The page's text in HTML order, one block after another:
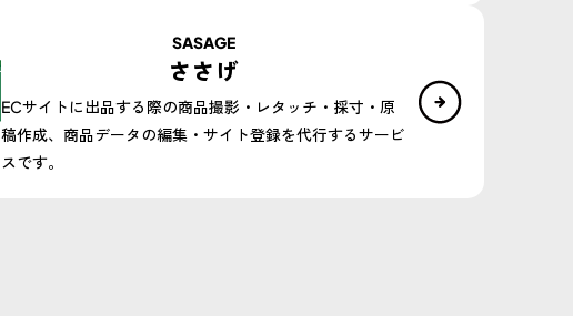
SASAGE
ささげ
ECサイトに出品する際の商品撮影・レタッチ・採寸・原
稿作成、商品データの編集・サイト登録を代行するサービ
スです。